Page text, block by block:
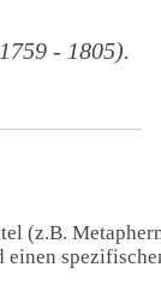
- 1805).
(z.B.